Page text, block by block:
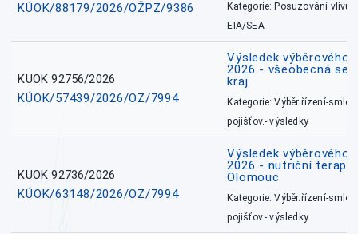
KÚOK/88179/2026/OŽPZ/9386
Kategorie: Posuzování vlivů
EIA/SEA
KUOK 92756/2026
KÚOK/57439/2026/OZ/7994
Výsledek výběrového
2026 - všeobecná
kraj
Kategorie: Výběr.řízení-
pojišťov.- výsledky
KUOK 92736/2026
KÚOK/63148/2026/OZ/7994
Výsledek výběrového
2026 - nutriční
Olomouc
Kategorie: Výběr.řízení-
pojišťov.- výsledky